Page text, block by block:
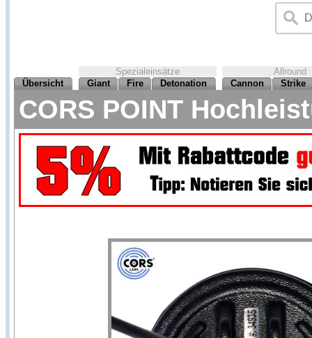
Spezialeinsätze
Allround
Übersicht
Giant Fire Detonation Cannon Strike
CORS POINT